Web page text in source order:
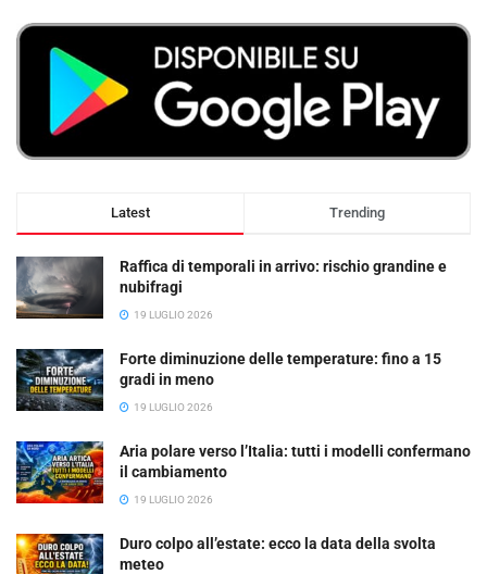
Latest Trending
Raffica di temporali in arrivo: rischio grandine e
nubifragi
19 LUGLIO 2026
Forte diminuzione delle temperature: fino a 15
gradi in meno
19 LUGLIO 2026
Aria polare verso l’Italia: tutti i modelli confermano
il cambiamento
19 LUGLIO 2026
Duro colpo all’estate: ecco la data della svolta
meteo